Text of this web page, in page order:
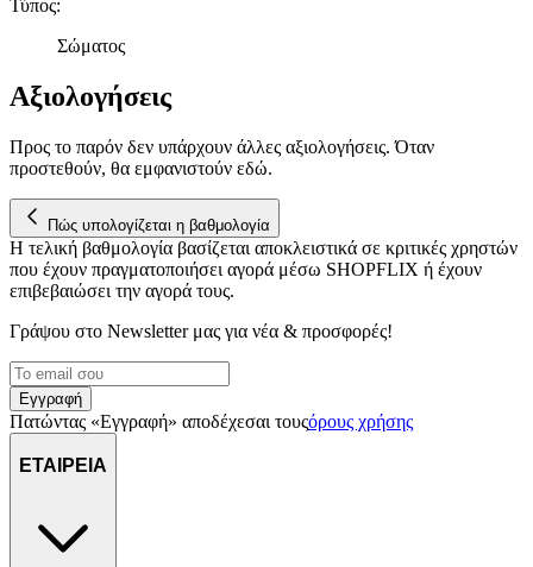
αναλύουμε την κυκλοφορία μας. Εμείς και οι 1022 συνεργάτες
μας επεξεργαζόμαστε προσωπικά σας δεδομένα, π.χ. τη
για να αποθηκεύουμε και να έχουμε πρόσβαση σε πληροφορίες
στη συσκευή σας, με σκοπό την προβολή εξατομικευμένων
διαφημίσεων και περιεχομένου, τις μετρήσεις σχετικά με
διαφημίσεις και περιεχόμενο, την καλύτερη εικόνα του κοινού
μας και την ανάπτυξη προϊόντων. Επίσης, κοινοποιούμε
πληροφορίες σχετικά με την από μέρους σας χρήση της
τοποθεσίας μας στους συνεργάτες μέσων κοινωνικής
δικτύωσης, διαφημίσεων και ανάλυσης.
Τύπος:
Σώματος
Αξιολογήσεις
Προς το παρόν δεν υπάρχουν άλλες αξιολογήσεις. Όταν
προστεθούν, θα εμφανιστούν εδώ.
Πώς υπολογίζεται η βαθμολογία
Η τελική βαθμολογία βασίζεται αποκλειστικά σε κριτικές χρηστών
που έχουν πραγματοποιήσει αγορά μέσω SHOPFLIX ή έχουν
επιβεβαιώσει την αγορά τους.
Γράψου στο Νewsletter μας για νέα & προσφορές!
Εγγραφή
Πατώντας «Εγγραφή» αποδέχεσαι τουςόρους χρήσης
ΕΤΑΙΡΕΙΑ